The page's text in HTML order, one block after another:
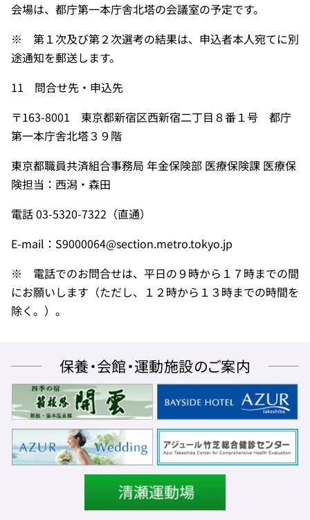
会場は、都庁第一本庁舎北塔の会議室の予定です。
※ 第１次及び第２次選考の結果は、申込者本人宛てに別
途通知を郵送します。
11 問合せ先・申込先
〒163-8001 東京都新宿区西新宿二丁目８番１号 都庁
第一本庁舎北塔３９階
東京都職員共済組合事務局 年金保険部 医療保険課 医療保
険担当：西潟・森田
電話 03-5320-7322（直通）
E-mail：S9000064@section.metro.tokyo.jp
※ 電話でのお問合せは、平日の９時から１７時までの間
にお願いします（ただし、１２時から１３時までの時間を
除く。）。
保養・会館・運動施設のご案内